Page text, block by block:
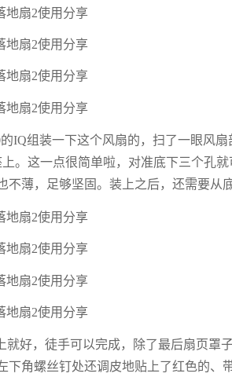
IQ组装一下这个风扇的，扫了一眼风
。这一点很简单啦，对准底下三个孔就
不薄，足够坚固。装上之后，还需要从
好，徒手可以完成，除了最后扇页罩
角螺丝钉处还调皮地贴上了红色的、